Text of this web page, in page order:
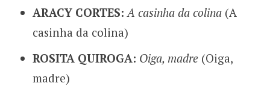
ARACY CORTES: A casinha da colina(A
casinha da colina)
ROSITA QUIROGA: Oiga, madre(Oiga,
madre)